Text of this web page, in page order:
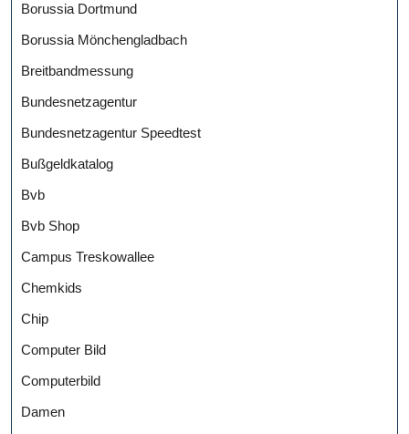
Borussia Dortmund
Borussia Mönchengladbach
Breitbandmessung
Bundesnetzagentur
Bundesnetzagentur Speedtest
Bußgeldkatalog
Bvb
Bvb Shop
Campus Treskowallee
Chemkids
Chip
Computer Bild
Computerbild
Damen